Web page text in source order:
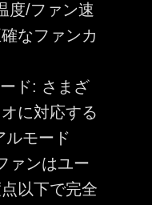
度/ファン速
なファンカ
ド: さまざ
に対応する
ルモード
ァンはユー
以下で完全